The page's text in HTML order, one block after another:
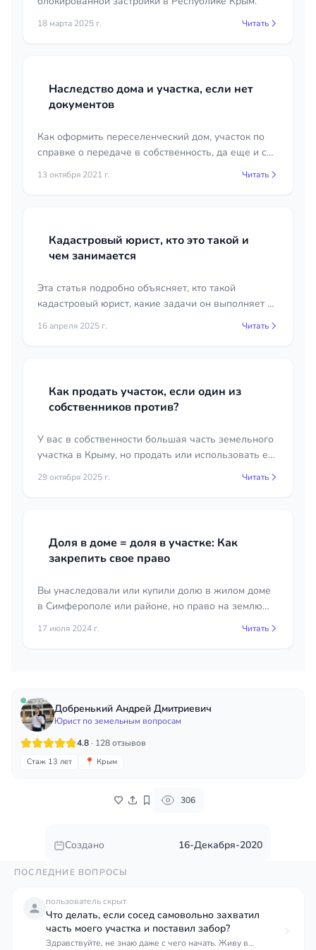
Добренький Андрей Дмитриевич
Юрист по земельным вопросам
4.8· 128 отзывов
Стаж 13 лет 📍 Крым
306
Создано 16-Декабря-2020
18 марта 2025 г. Читать
Наследство дома и участка, если нет
документов
Как оформить переселенческий дом, участок по
справке о передаче в собственность, да еще и с
пропуском срока открытия наследства.
13 октября 2021 г. Читать
Кадастровый юрист, кто это такой и
чем занимается
Эта статья подробно объясняет, кто такой
кадастровый юрист, какие задачи он выполняет и
почему его услуги могут быть полезны.
Информация будет интересна всем, кто хочет
16 апреля 2025 г. Читать
Как продать участок, если один из
собственников против?
У вас в собственности большая часть земельного
участка в Крыму, но продать или использовать его
мешает один из совладельцев с маленькой долей?
Узнайте, как законно выкупить незначительную
29 октября 2025 г. Читать
Доля в доме = доля в участке: Как
закрепить свое право
Вы унаследовали или купили долю в жилом доме
в Симферополе или районе, но право на землю
под ним не оформлено? Узнайте, как через суд
17 июля 2024 г. Читать
ПОСЛЕДНИЕ ВОПРОСЫ
пользователь скрыт
Что делать, если сосед самовольно захватил
часть моего участка и поставил забор?
Здравствуйте, не знаю даже с чего начать. Живу в